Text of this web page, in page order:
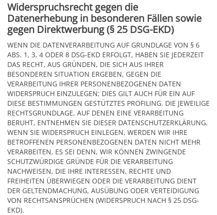
Widerspruchsrecht gegen die
Datenerhebung in besonderen Fällen sowie
gegen Direktwerbung (§ 25 DSG-EKD)
WENN DIE DATENVERARBEITUNG AUF GRUNDLAGE VON § 6
ABS. 1, 3, 4 ODER 8 DSG-EKD ERFOLGT, HABEN SIE JEDERZEIT
DAS RECHT, AUS GRÜNDEN, DIE SICH AUS IHRER
BESONDEREN SITUATION ERGEBEN, GEGEN DIE
VERARBEITUNG IHRER PERSONENBEZOGENEN DATEN
WIDERSPRUCH EINZULEGEN; DIES GILT AUCH FÜR EIN AUF
DIESE BESTIMMUNGEN GESTÜTZTES PROFILING. DIE JEWEILIGE
RECHTSGRUNDLAGE, AUF DENEN EINE VERARBEITUNG
BERUHT, ENTNEHMEN SIE DIESER DATENSCHUTZERKLÄRUNG.
WENN SIE WIDERSPRUCH EINLEGEN, WERDEN WIR IHRE
BETROFFENEN PERSONENBEZOGENEN DATEN NICHT MEHR
VERARBEITEN, ES SEI DENN, WIR KÖNNEN ZWINGENDE
SCHUTZWÜRDIGE GRÜNDE FÜR DIE VERARBEITUNG
NACHWEISEN, DIE IHRE INTERESSEN, RECHTE UND
FREIHEITEN ÜBERWIEGEN ODER DIE VERARBEITUNG DIENT
DER GELTENDMACHUNG, AUSÜBUNG ODER VERTEIDIGUNG
VON RECHTSANSPRÜCHEN (WIDERSPRUCH NACH § 25 DSG-
EKD).